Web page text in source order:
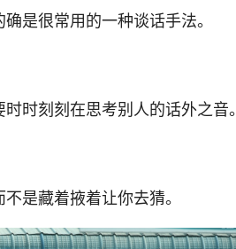
是很常用的一种谈话手法。
时刻刻在思考别人的话外之音。
是藏着掖着让你去猜。